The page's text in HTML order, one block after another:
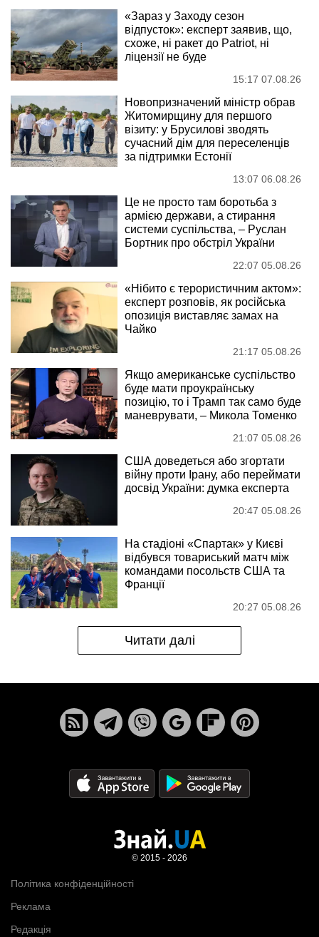
«Зараз у Заходу сезон
відпусток»: експерт заявив, що,
схоже, ні ракет до Patriot, ні
ліцензії не буде
15:17 07.08.26
Новопризначений міністр обрав
Житомирщину для першого
візиту: у Брусилові зводять
сучасний дім для переселенців
за підтримки Естонії
13:07 06.08.26
Це не просто там боротьба з
армією держави, а стирання
системи суспільства, – Руслан
Бортник про обстріл України
22:07 05.08.26
«Нібито є терористичним актом»:
експерт розповів, як російська
опозиція виставляє замах на
Чайко
21:17 05.08.26
Якщо американське суспільство
буде мати проукраїнську
позицію, то і Трамп так само буде
маневрувати, – Микола Томенко
21:07 05.08.26
США доведеться або згортати
війну проти Ірану, або переймати
досвід України: думка експерта
20:47 05.08.26
На стадіоні «Спартак» у Києві
відбувся товариський матч між
командами посольств США та
Франції
20:27 05.08.26
Читати далі
Політика конфіденційності
Реклама
Редакція
© 2015 - 2026